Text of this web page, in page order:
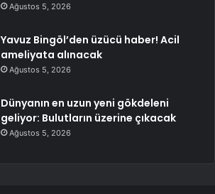
Ağustos 5, 2026
Yavuz Bingöl’den üzücü haber! Acil
ameliyata alınacak
Ağustos 5, 2026
Dünyanın en uzun yeni gökdeleni
geliyor: Bulutların üzerine çıkacak
Ağustos 5, 2026